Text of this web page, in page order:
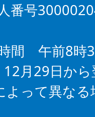
番号
間 午前8時
12月29日か
よって異な